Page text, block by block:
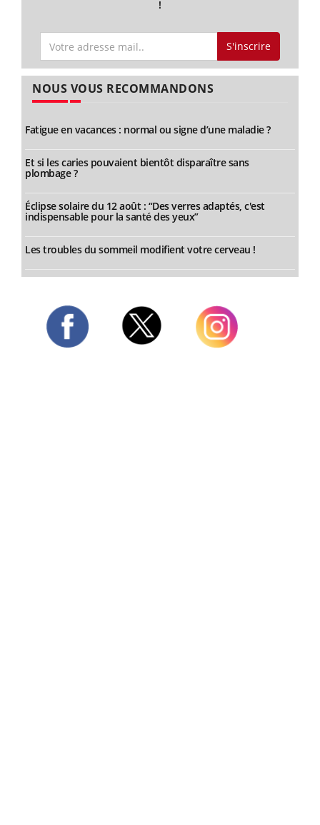
!
S'inscrire
NOUS VOUS RECOMMANDONS
Fatigue en vacances : normal ou signe d’une maladie ?
Et si les caries pouvaient bientôt disparaître sans
plombage ?
Éclipse solaire du 12 août : “Des verres adaptés, c'est
indispensable pour la santé des yeux”
Les troubles du sommeil modifient votre cerveau !